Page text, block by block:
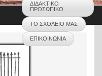
ΔΙΔΑΚΤΙΚΟ
ΠΡΟΣΩΠΙΚΟ
ΤΟ ΣΧΟΛΕΙΟ ΜΑΣ
ΕΠΙΚΟΙΝΩΝΙΑ